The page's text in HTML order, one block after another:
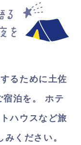
るために土佐
泊を。
ホテ
ハウスなど旅
ください。